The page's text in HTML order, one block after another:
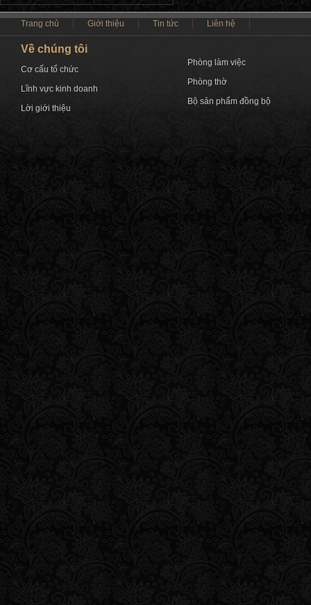
Trang chủ Giới thiệu Tin tức Liên hệ
Về chúng tôi
Cơ cấu tổ chức
Lĩnh vực kinh doanh
Lời giới thiệu
Phòng làm việc
Phòng thờ
Bộ sản phẩm đồng bộ